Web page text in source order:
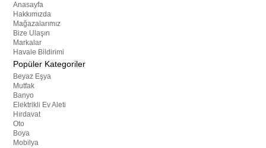
Anasayfa
Hakkımızda
Mağazalarımız
Bize Ulaşın
Markalar
Havale Bildirimi
Popüler Kategoriler
Beyaz Eşya
Mutfak
Banyo
Elektrikli Ev Aleti
Hırdavat
Oto
Boya
Mobilya